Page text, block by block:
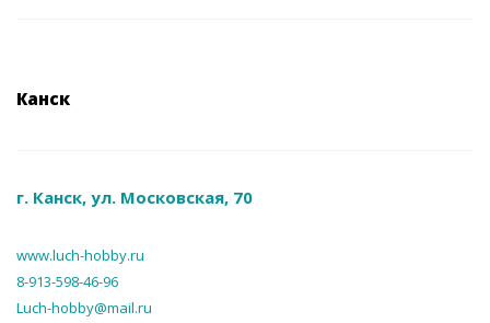
Канск
г. Канск, ул. Московская, 70
www.luch-hobby.ru
8-913-598-46-96
Luch-hobby@mail.ru